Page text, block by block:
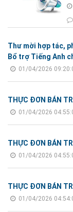
Thư mời hợp tác,
Bổ trợ Tiếng Anh
01/04/2026
THỰC ĐƠN BÁN
01/04/2026
THỰC ĐƠN BÁN
01/04/2026
THỰC ĐƠN BÁN
01/04/2026